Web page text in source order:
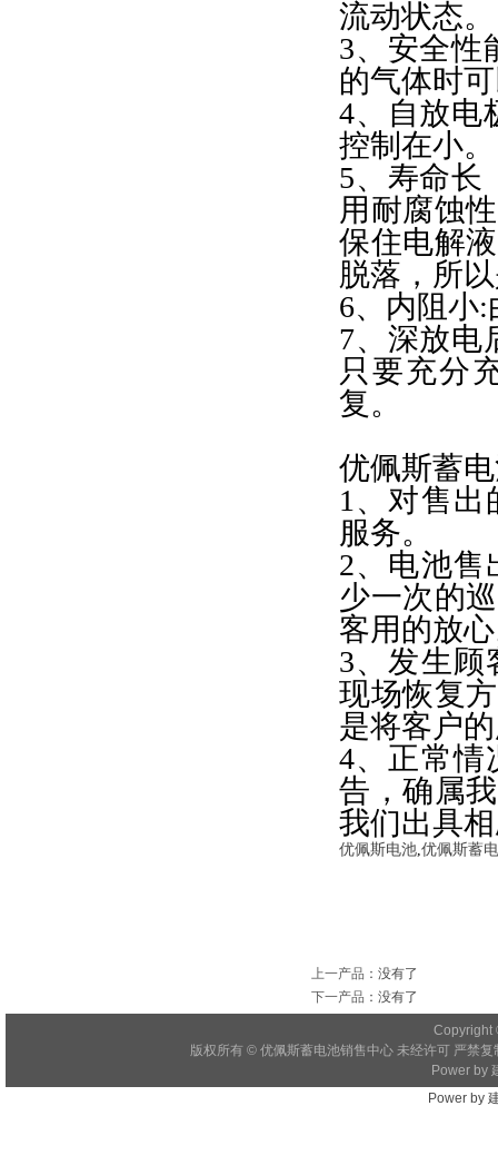
流动状态。
3、安全性
的气体时
4、自放电
控制在小。
5、寿命长
用耐腐蚀
保住电解
脱落，所
6、内阻小
7、深放电
只要充分
复。
优佩斯蓄
1、对售出
服务。
2、电池售
少一次的
客用的放
3、发生顾
现场恢复
是将客户
4、正常情
告，确属
我们出具
优佩斯电池,优佩斯蓄
上一产品 ：没有了
下一产品 ：没有了
Copyright
版权所有 © 优佩斯蓄电池销售中心 未经许可 严禁
Power by
Power by